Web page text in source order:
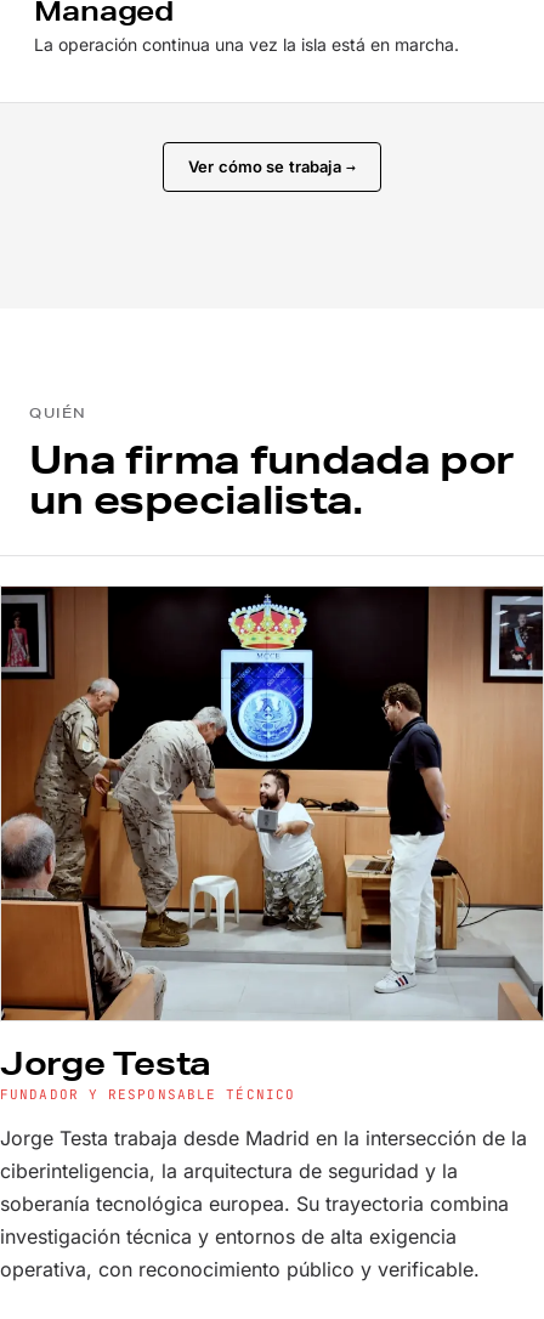
Managed
La operación continua una vez la isla está en marcha.
Ver cómo se trabaja →
QUIÉN
Una firma fundada por
un especialista.
Jorge Testa
FUNDADOR Y RESPONSABLE TÉCNICO
Jorge Testa trabaja desde Madrid en la intersección de la
ciberinteligencia, la arquitectura de seguridad y la
soberanía tecnológica europea. Su trayectoria combina
investigación técnica y entornos de alta exigencia
operativa, con reconocimiento público y verificable.